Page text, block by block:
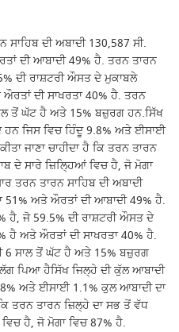
ਦੀ ਅਬਾਦੀ 130,587 ਸੀ.
ਦੀ ਆਬਾਦੀ 49% ਹੈ. ਤਰਨ ਤਾਰਨ
ਦੀ ਰਾਸ਼ਟਰੀ ਔਸਤ ਦੇ ਮੁਕਾਬਲੇ
ਦੀ ਸਾਖਰਤਾ 40% ਹੈ. ਤਰਨ
ਤੋਂ ਘੱਟ ਹੈ ਅਤੇ 15% ਬਜ਼ੁਰਗ ਹਨ.ਸਿੱਖ
ਹਨ ਜਿਸ ਵਿਚ ਹਿੰਦੂ 9.8% ਅਤੇ ਈਸਾਈ
ਜਾਣਾ ਚਾਹੀਦਾ ਹੈ ਕਿ ਤਰਨ ਤਾਰਨ
ਦੇ ਸਾਰੇ ਜ਼ਿਲ੍ਹਿਆਂ ਵਿਚ ਹੈ, ਜੋ ਮੋਗਾ
ਤਰਨ ਤਾਰਨ ਸਾਹਿਬ ਦੀ ਅਬਾਦੀ
51% ਅਤੇ ਔਰਤਾਂ ਦੀ ਆਬਾਦੀ 49% ਹੈ.
ਹੈ, ਜੋ 59.5% ਦੀ ਰਾਸ਼ਟਰੀ ਔਸਤ ਦੇ
ਹੈ ਅਤੇ ਔਰਤਾਂ ਦੀ ਸਾਖਰਤਾ 40% ਹੈ.
6 ਸਾਲ ਤੋਂ ਘੱਟ ਹੈ ਅਤੇ 15% ਬਜ਼ੁਰਗ
ਪਿਆ ਹੈਸਿੱਖ ਜਿਲ੍ਹੇ ਦੀ ਕੁੱਲ ਆਬਾਦੀ
ਅਤੇ ਈਸਾਈ 1.1% ਕੁਲ ਆਬਾਦੀ ਦਾ
ਤਰਨ ਤਾਰਨ ਜ਼ਿਲ੍ਹੇ ਦਾ ਸਭ ਤੋਂ ਵੱਧ
ਹੈ, ਜੋ ਮੋਗਾ ਵਿਚ 87% ਹੈ.